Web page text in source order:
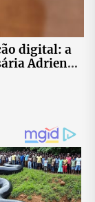
digital: a
Adriene